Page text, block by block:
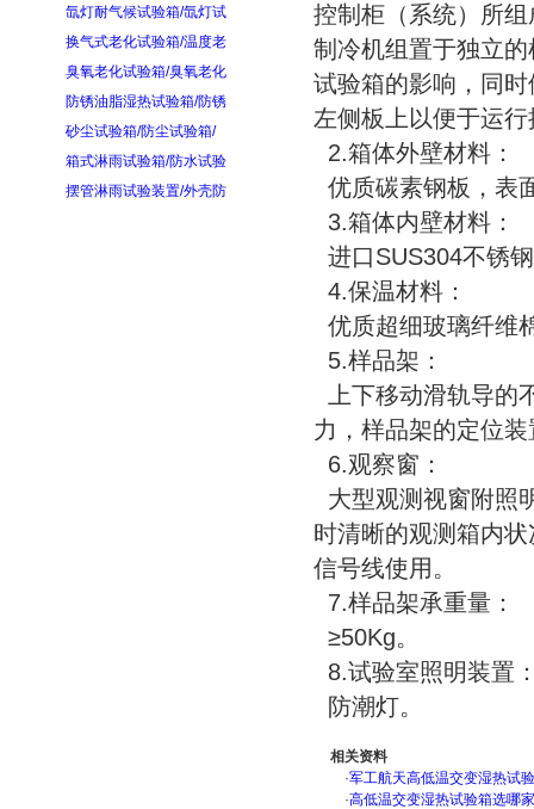
氙灯耐气候试验箱/氙灯试
换气式老化试验箱/温度老
臭氧老化试验箱/臭氧老化
防锈油脂湿热试验箱/防锈
砂尘试验箱/防尘试验箱/
箱式淋雨试验箱/防水试验
摆管淋雨试验装置/外壳防
控制柜（系统）所
制冷机组置于独立
试验箱的影响，同
左侧板上以便于运行
2.箱体外壁材料：
优质碳素钢板，表
3.箱体内壁材料：
进口SUS304不锈
4.保温材料：
优质超细玻璃纤维
5.样品架：
上下移动滑轨导的
力，样品架的定位
6.观察窗：
大型观测视窗附照
时清晰的观测箱内
信号线使用。
7.样品架承重量：
≥50Kg。
8.试验室照明装置
防潮灯。
相关资料
·军工航天高低温交变湿热试
·高低温交变湿热试验箱选哪